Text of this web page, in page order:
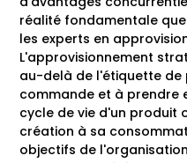
réalité fondamentale
les experts en
L'approvisionnement
au-delà de l'étiquette de
commande et à prendre
cycle de vie d'un produit
création à sa
objectifs de